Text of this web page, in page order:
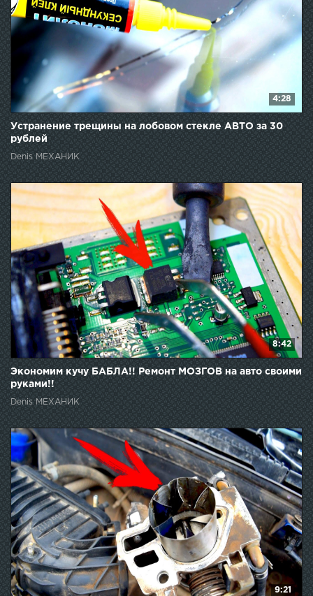
4:28
Устранение трещины на лобовом стекле АВТО за 30
рублей
Denis МЕХАНИК
8:42
Экономим кучу БАБЛА!! Ремонт МОЗГОВ на авто своими
руками!!
Denis МЕХАНИК
9:21